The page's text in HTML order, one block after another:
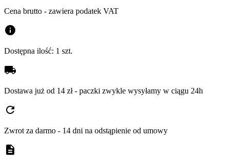
Cena brutto - zawiera podatek VAT
info
Dostępna ilość: 1 szt.
local_shipping
Dostawa już od 14 zł - paczki zwykle wysyłamy w ciągu 24h
refresh
Zwrot za darmo - 14 dni na odstąpienie od umowy
description